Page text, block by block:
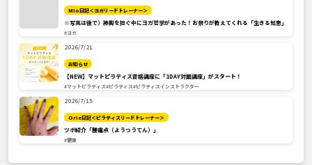
Mio日記＜ヨガリードトレーナー＞
※写真は後で）神輿を担ぐ中にヨガ哲学があった！お祭りが教えてくれる「生きる知恵」
#ヨガ
2026/7/21
お知らせ
【NEW】マットピラティス資格講座に「1DAY対面講座」がスタート！
#マットピラティス#ピラティス#ピラティスインストラクター
2026/7/15
Orie日記＜ピラティスリードトレーナー＞
ツボ紹介「腰痛点（ようつうてん）」
#健康